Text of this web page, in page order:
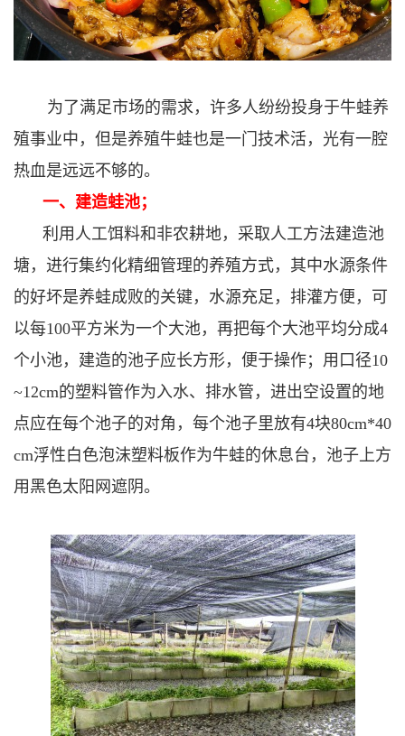
为了满足市场的需求，许多人纷纷投身于牛蛙养
殖事业中，但是养殖牛蛙也是一门技术活，光有一腔
热血是远远不够的。
一、建造蛙池；
利用人工饵料和非农耕地，采取人工方法建造池
塘，进行集约化精细管理的养殖方式，其中水源条件
的好坏是养蛙成败的关键，水源充足，排灌方便，可
以每100平方米为一个大池，再把每个大池平均分成4
个小池，建造的池子应长方形，便于操作；用口径10
~12cm的塑料管作为入水、排水管，进出空设置的地
点应在每个池子的对角，每个池子里放有4块80cm*40
cm浮性白色泡沫塑料板作为牛蛙的休息台，池子上方
用黑色太阳网遮阴。